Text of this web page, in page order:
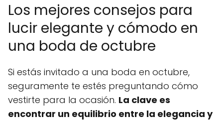
Los mejores consejos para
lucir elegante y cómodo en
una boda de octubre
Si estás invitado a una boda en octubre,
seguramente te estés preguntando cómo
vestirte para la ocasión. La clave es
encontrar un equilibrio entre la elegancia y